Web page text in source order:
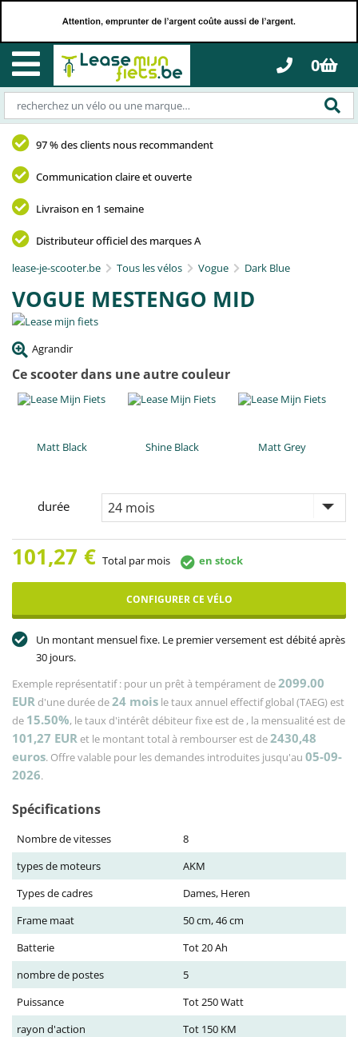
0
97 % des clients nous recommandent
Communication claire et ouverte
Livraison en 1 semaine
Distributeur officiel des marques A
lease-je-scooter.be
Tous les vélos Vogue Dark Blue
VOGUE MESTENGO MID
Agrandir
Ce scooter dans une autre couleur
Matt Black Shine Black Matt Grey
durée
101,27 € Total par mois en stock
CONFIGURER CE VÉLO
Un montant mensuel fixe. Le premier versement est débité après
30 jours.
Exemple représentatif : pour un prêt à tempérament de2099.00
EURd'une durée de24 mois le taux annuel effectif global (TAEG) est
de 15.50%, le taux d'intérêt débiteur fixe est de , la mensualité est de
101,27 EURet le montant total à rembourser est de2430,48
euros. Offre valable pour les demandes introduites jusqu'au 05-09-
2026.
Spécifications
Nombre de vitesses
8
types de moteurs
AKM
Types de cadres
Dames, Heren
Frame maat
50 cm, 46 cm
Batterie
Tot 20 Ah
nombre de postes
5
Puissance
Tot 250 Watt
rayon d'action
Tot 150 KM